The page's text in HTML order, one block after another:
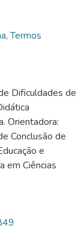
,Termos
Dificuldades de
Orientadora:
Conclusão de
e
em Ciências